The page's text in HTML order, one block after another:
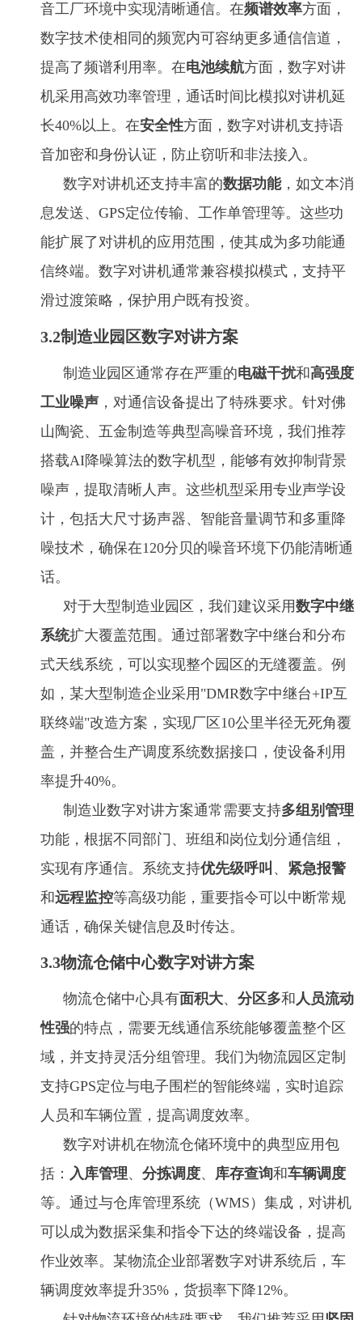
音工厂环境中实现清晰通信。在频谱效率方面，
数字技术使相同的频宽内可容纳更多通信信道，
提高了频谱利用率。在电池续航方面，数字对讲
机采用高效功率管理，通话时间比模拟对讲机延
长40%以上。在安全性方面，数字对讲机支持语
音加密和身份认证，防止窃听和非法接入。
数字对讲机还支持丰富的数据功能，如文本消
息发送、GPS定位传输、工作单管理等。这些功
能扩展了对讲机的应用范围，使其成为多功能通
信终端。数字对讲机通常兼容模拟模式，支持平
滑过渡策略，保护用户既有投资。
3.2制造业园区数字对讲方案
制造业园区通常存在严重的电磁干扰和高强度
工业噪声 ，对通信设备提出了特殊要求。针对佛
山陶瓷、五金制造等典型高噪音环境，我们推荐
搭载AI降噪算法的数字机型，能够有效抑制背景
噪声，提取清晰人声。这些机型采用专业声学设
计，包括大尺寸扬声器、智能音量调节和多重降
噪技术，确保在120分贝的噪音环境下仍能清晰通
话。
对于大型制造业园区，我们建议采用数字中继
系统扩大覆盖范围。通过部署数字中继台和分布
式天线系统，可以实现整个园区的无缝覆盖。例
如，某大型制造企业采用"DMR数字中继台+IP互
联终端"改造方案，实现厂区10公里半径无死角覆
盖，并整合生产调度系统数据接口，使设备利用
率提升40%。
制造业数字对讲方案通常需要支持多组别管理
功能，根据不同部门、班组和岗位划分通信组，
实现有序通信。系统支持优先级呼叫 、 紧急报警
和远程监控等高级功能，重要指令可以中断常规
通话，确保关键信息及时传达。
3.3物流仓储中心数字对讲方案
物流仓储中心具有面积大、 分区多和 人员流动
性强的特点，需要无线通信系统能够覆盖整个区
域，并支持灵活分组管理。我们为物流园区定制
支持GPS定位与电子围栏的智能终端，实时追踪
人员和车辆位置，提高调度效率。
数字对讲机在物流仓储环境中的典型应用包
括： 入库管理、 分拣调度、 库存查询和车辆调度
等。通过与仓库管理系统（WMS）集成，对讲机
可以成为数据采集和指令下达的终端设备，提高
作业效率。某物流企业部署数字对讲系统后，车
辆调度效率提升35%，货损率下降12%。